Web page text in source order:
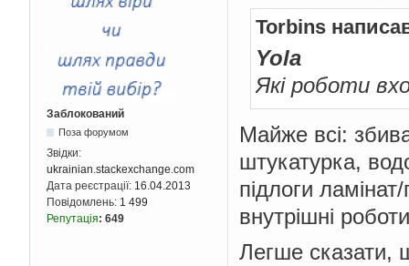
Заблокований
Поза форумом
Звідки:
ukrainian.stackexchange.com
Дата реєстрації: 16.04.2013
Повідомлень: 1 499
Репутація: 649
Torbins
Yola
Які роботи
Майже всі:
штукатурка,
підлоги
внутрішні
Легше сказати,